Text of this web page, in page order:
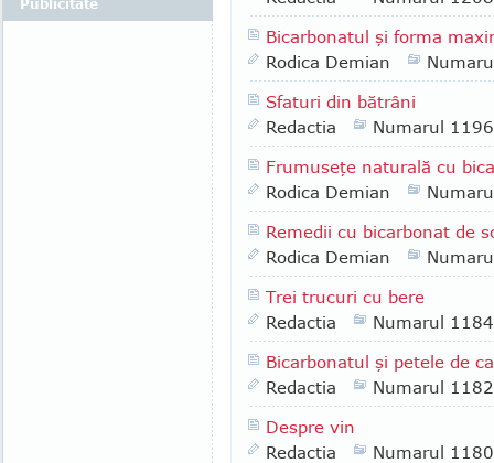
Bicarbonatul şi forma
Rodica Demian
Sfaturi din bătrâni
Redactia
Numarul 1196
Frumuseţe naturală cu
Rodica Demian
Remedii cu bicarbonat de
Rodica Demian
Trei trucuri cu bere
Redactia
Numarul 1184
Bicarbonatul şi petele de
Redactia
Numarul 1182
Despre vin
Redactia
Numarul 1180
Publicitate